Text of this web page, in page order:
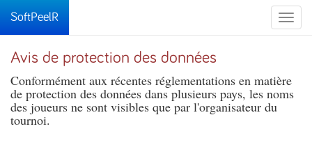
Toggle
SoftPeelR
Avis de protection des données
Conformément aux récentes réglementations en matière
de protection des données dans plusieurs pays, les noms
des joueurs ne sont visibles que par l'organisateur du
tournoi.